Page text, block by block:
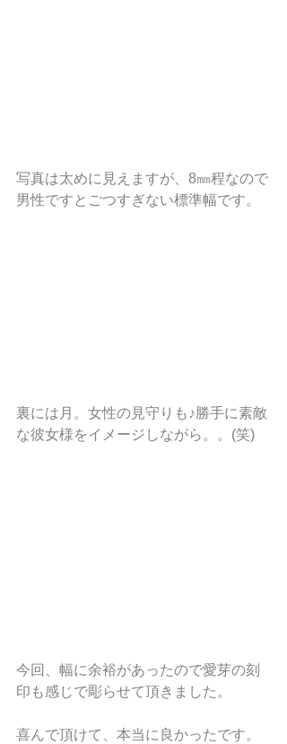
写真は太めに見えますが、8㎜程なので
男性ですとごつすぎない標準幅です。
裏には月。女性の見守りも♪勝手に素敵
な彼女様をイメージしながら。。(笑)
今回、幅に余裕があったので愛芽の刻
印も感じで彫らせて頂きました。
喜んで頂けて、本当に良かったです。